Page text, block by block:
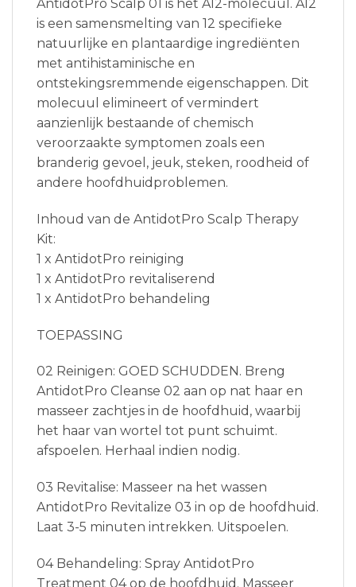
AntidotPro Scalp 01 is het A12-molecuul. A12
is een samensmelting van 12 specifieke
natuurlijke en plantaardige ingrediënten
met antihistaminische en
ontstekingsremmende eigenschappen. Dit
molecuul elimineert of vermindert
aanzienlijk bestaande of chemisch
veroorzaakte symptomen zoals een
branderig gevoel, jeuk, steken, roodheid of
andere hoofdhuidproblemen.
Inhoud van de AntidotPro Scalp Therapy
Kit:
1 x AntidotPro reiniging
1 x AntidotPro revitaliserend
1 x AntidotPro behandeling
TOEPASSING
02 Reinigen: GOED SCHUDDEN. Breng
AntidotPro Cleanse 02 aan op nat haar en
masseer zachtjes in de hoofdhuid, waarbij
het haar van wortel tot punt schuimt.
afspoelen. Herhaal indien nodig.
03 Revitalise: Masseer na het wassen
AntidotPro Revitalize 03 in op de hoofdhuid.
Laat 3-5 minuten intrekken. Uitspoelen.
04 Behandeling: Spray AntidotPro
Treatment 04 op de hoofdhuid. Masseer